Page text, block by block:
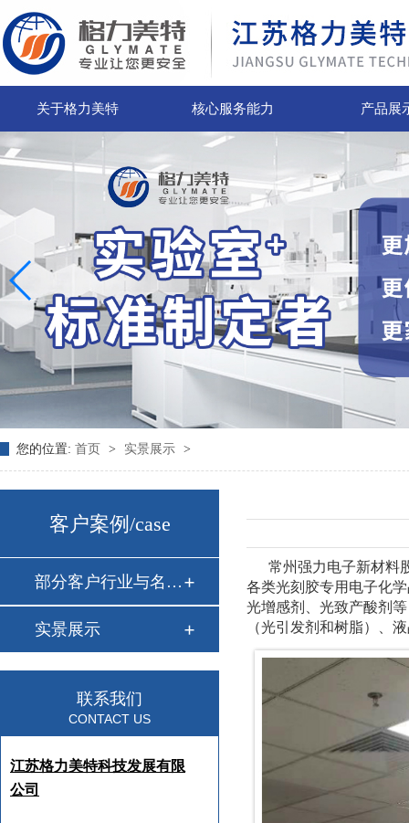
关于格力美特 核心服务能力 产品展
您的位置: 首页 > 实景展示 >
客户案例 /case
部分客户行业与名单…
实景展示
联系我们
CONTACT US
江苏格力美特科技发展有限
公司
常州强力电子新材料
各类光刻胶专用电子化
光增感剂、光致产酸剂
（光引发剂和树脂）、